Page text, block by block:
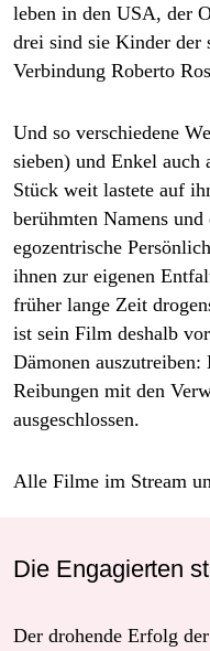
leben in den USA, der
drei sind sie Kinder der
Verbindung Roberto
Und so verschiedene
sieben) und Enkel auch
Stück weit lastete auf
berühmten Namens
egozentrische
ihnen zur eigenen
früher lange Zeit
ist sein Film deshalb
Dämonen
Reibungen mit den
ausgeschlossen.
Alle Filme im Stream
Die Engagierten
Der drohende Erfolg